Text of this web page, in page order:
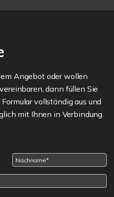
Angebot oder wollen
dann füllen Sie
vollständig aus und
mit Ihnen in Verbindung.